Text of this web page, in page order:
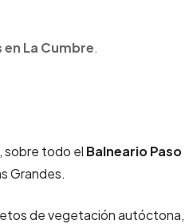
La Cumbre.
sobre todo el Balneario
Grandes.
de vegetación